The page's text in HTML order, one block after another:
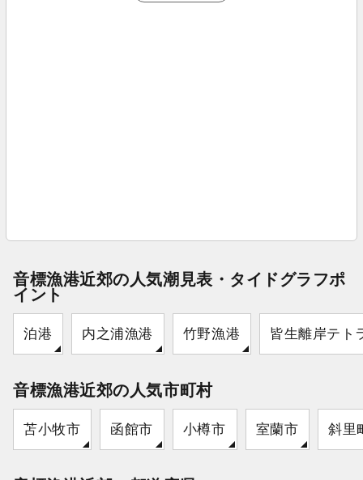
音標漁港近郊の人気潮見表・タイドグラフポ
イント
泊港 内之浦漁港 竹野漁港 皆生離岸テト
音標漁港近郊の人気市町村
苫小牧市 函館市 小樽市 室蘭市 斜里